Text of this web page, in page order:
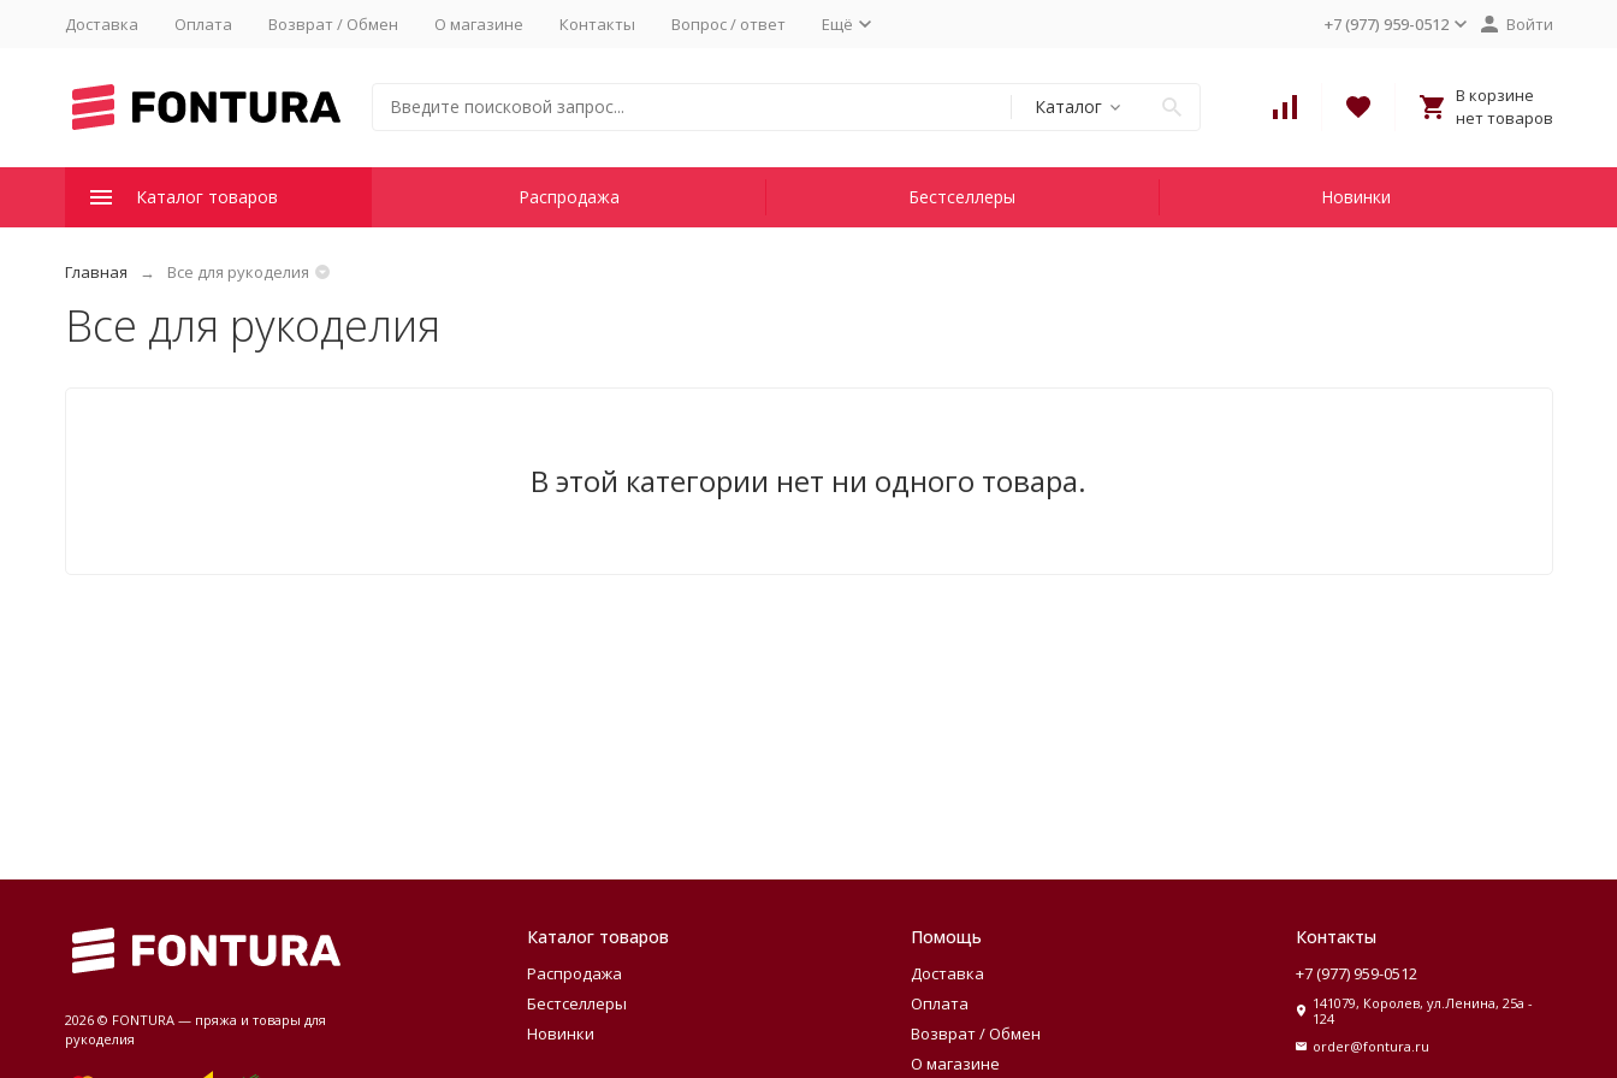
Доставка Оплата Возврат / Обмен О магазине Контакты Вопрос / ответ Ещё +7 (977) 959-0512 Войти
Каталог
В корзине
нет товаров
Каталог товаров Распродажа Бестселлеры Новинки
Главная Все для рукоделия
Все для рукоделия
В этой категории нет ни одного товара.
2026 © FONTURA — пряжа и товары для
рукоделия
Каталог товаров
Распродажа
Бестселлеры
Новинки
Помощь
Доставка
Оплата
Возврат / Обмен
О магазине
Контакты
+7 (977) 959-0512
141079, Королев, ул.Ленина, 25а -
124
order@fontura.ru